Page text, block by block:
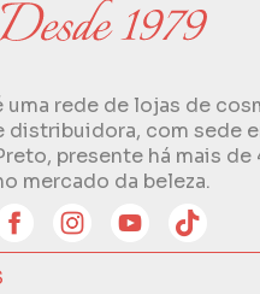
uma rede de lojas de
distribuidora, com sede
presente há mais de
mercado da beleza.